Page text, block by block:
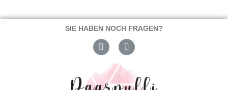
SIE HABEN NOCH FRAGEN?